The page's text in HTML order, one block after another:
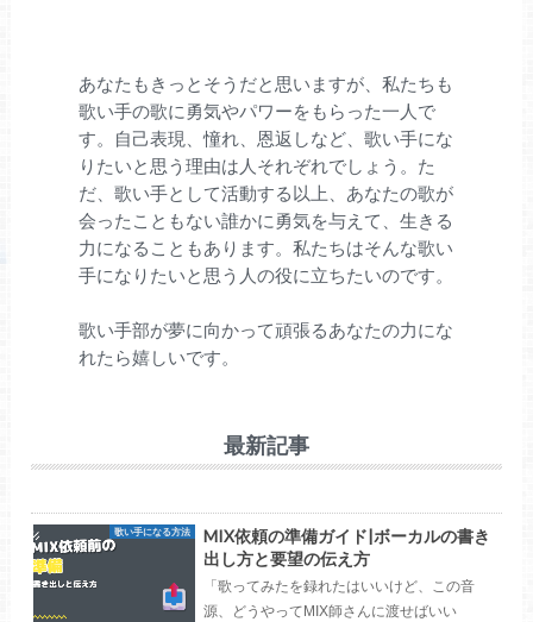
あなたもきっとそうだと思いますが、私たちも
歌い手の歌に勇気やパワーをもらった一人で
す。自己表現、憧れ、恩返しなど、歌い手にな
りたいと思う理由は人それぞれでしょう。た
だ、歌い手として活動する以上、あなたの歌が
会ったこともない誰かに勇気を与えて、生きる
力になることもあります。私たちはそんな歌い
手になりたいと思う人の役に立ちたいのです。
歌い手部が夢に向かって頑張るあなたの力にな
れたら嬉しいです。
最新記事
歌い手になる方法
MIX依頼の準備ガイド|ボーカルの書き
出し方と要望の伝え方
「歌ってみたを録れたはいいけど、この音
源、どうやってMIX師さんに渡せばいい